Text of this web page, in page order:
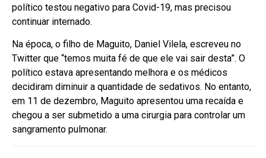
político testou negativo para Covid-19, mas precisou
continuar internado.
Na época, o filho de Maguito, Daniel Vilela, escreveu no
Twitter que “temos muita fé de que ele vai sair desta”. O
político estava apresentando melhora e os médicos
decidiram diminuir a quantidade de sedativos. No entanto,
em 11 de dezembro, Maguito apresentou uma recaída e
chegou a ser submetido a uma cirurgia para controlar um
sangramento pulmonar.